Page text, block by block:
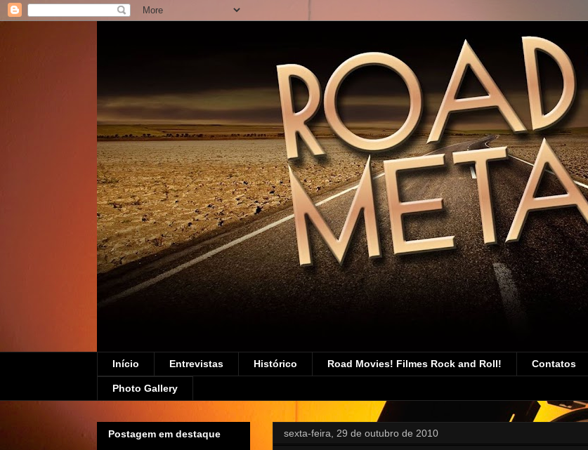
Início Entrevistas Histórico Road Movies! Filmes Rock and Roll! Contatos
Photo Gallery
sexta-feira, 29 de outubro de 2010
Postagem em destaque